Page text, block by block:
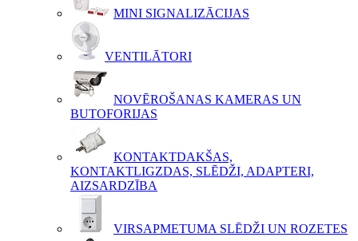
MINI SIGNALIZĀCIJAS
VENTILĀTORI
NOVĒROŠANAS KAMERAS UN
BUTOFORIJAS
KONTAKTDAKŠAS,
KONTAKTLIGZDAS, SLĒDŽI, ADAPTERI,
AIZSARDZĪBA
VIRSAPMETUMA SLĒDŽI UN ROZETES